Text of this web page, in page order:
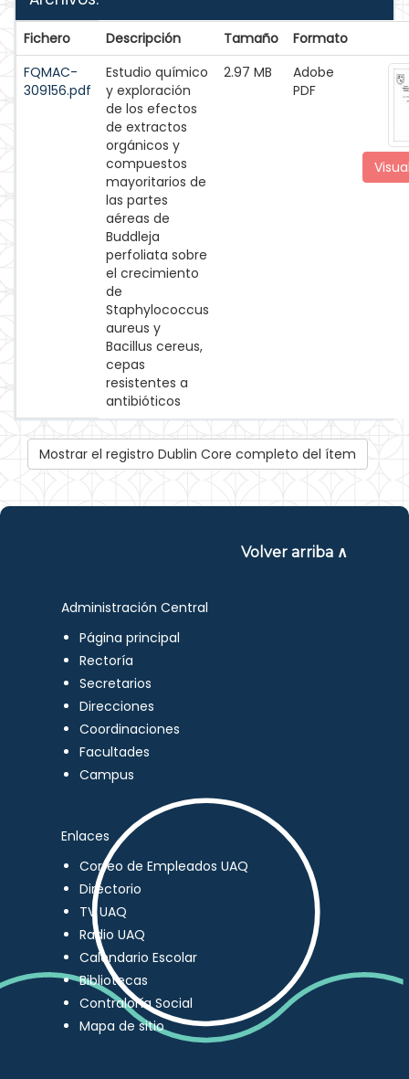
Fichero Descripción Tamaño
Formato
FQMAC-
309156.pdf
Estudio químico
y exploración
de los efectos
de extractos
orgánicos y
compuestos
mayoritarios de
las partes
aéreas de
Buddleja
perfoliata sobre
el crecimiento
de
Staphylococcus
aureus y
Bacillus cereus,
cepas
resistentes a
antibióticos
2.97 MB
Adobe
PDF
Mostrar el registro Dublin Core completo del ítem
Volver arriba ∧
Administración Central
Página principal
Rectoría
Secretarios
Direcciones
Coordinaciones
Facultades
Campus
Enlaces
Correo de Empleados UAQ
Directorio
TV UAQ
Radio UAQ
Calendario Escolar
Bibliotecas
Contraloría Social
Mapa de sitio